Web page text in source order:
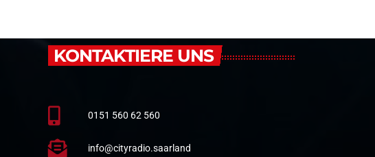
KONTAKTIERE UNS
0151 560 62 560
info@cityradio.saarland